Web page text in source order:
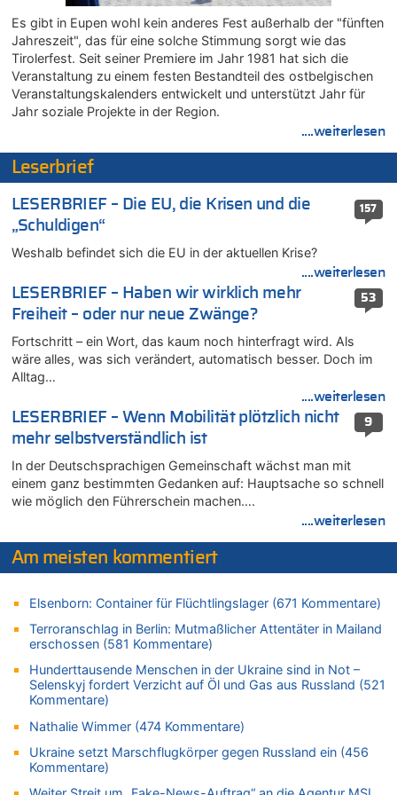
Tempolimit in 30er-Zonen – Untersuchung von Vias
07.08.2026 - 14:33 von Ostbelgien Direkt zu
Offiziell: Van Bommel wird Belgiens Nationaltrainer
07.08.2026 - 13:39 von alter weißer mann zu
Zurück an den Rhein: Hendrich wechselt zum 1. FC Köln
Aachen ab 11. August wieder Mekka des Pferdesports –
Belgien setzt bei Reit-WM auf starke Springreiter
07.08.2026 - 13:31 von Guido Scholzen zu
Wasserstand des Rheins in NRW so niedrig wie noch nie
In Belgien missachten zwei von drei Autofahrern das
Tempolimit in 30er-Zonen – Untersuchung von Vias
07.08.2026 - 13:20 von JoKrings zu
In Belgien missachten zwei von drei Autofahrern das
Tempolimit in 30er-Zonen – Untersuchung von Vias
07.08.2026 - 13:04 von Kein Raser zu
In Belgien missachten zwei von drei Autofahrern das
Tempolimit in 30er-Zonen – Untersuchung von Vias
07.08.2026 - 13:01 von Experten? zu
In Belgien missachten zwei von drei Autofahrern das
07.08.2026 - 12:43 von JoKrings zu
Zweite Hitzewelle in diesem Sommer ist jetzt amtlich
In Belgien missachten zwei von drei Autofahrern das
Tempolimit in 30er-Zonen – Untersuchung von Vias
In Belgien missachten zwei von drei Autofahrern das
07.08.2026 - 11:23 von Dax zu
Tempolimit in 30er-Zonen – Untersuchung von Vias
07.08.2026 - 11:20 von JoKrings zu
In Belgien missachten zwei von drei Autofahrern das
Tempolimit in 30er-Zonen – Untersuchung von Vias
07.08.2026 - 11:15 von Dax zu
Wie kam es zur Ceuta-Krise?
Es gibt in Eupen wohl kein anderes Fest außerhalb der "fünften
Jahreszeit", das für eine solche Stimmung sorgt wie das
Tirolerfest. Seit seiner Premiere im Jahr 1981 hat sich die
Veranstaltung zu einem festen Bestandteil des ostbelgischen
Veranstaltungskalenders entwickelt und unterstützt Jahr für
Jahr soziale Projekte in der Region.
....weiterlesen
Leserbrief
157
LESERBRIEF – Die EU, die Krisen und die
„Schuldigen“
Weshalb befindet sich die EU in der aktuellen Krise?
....weiterlesen
53
LESERBRIEF – Haben wir wirklich mehr
Freiheit – oder nur neue Zwänge?
Fortschritt – ein Wort, das kaum noch hinterfragt wird. Als
wäre alles, was sich verändert, automatisch besser. Doch im
Alltag…
....weiterlesen
9
LESERBRIEF – Wenn Mobilität plötzlich nicht
mehr selbstverständlich ist
In der Deutschsprachigen Gemeinschaft wächst man mit
einem ganz bestimmten Gedanken auf: Hauptsache so schnell
wie möglich den Führerschein machen….
....weiterlesen
Am meisten kommentiert
Elsenborn: Container für Flüchtlingslager (671 Kommentare)
Terroranschlag in Berlin: Mutmaßlicher Attentäter in Mailand
erschossen (581 Kommentare)
Hunderttausende Menschen in der Ukraine sind in Not –
Selenskyj fordert Verzicht auf Öl und Gas aus Russland (521
Kommentare)
Nathalie Wimmer (474 Kommentare)
Ukraine setzt Marschflugkörper gegen Russland ein (456
Kommentare)